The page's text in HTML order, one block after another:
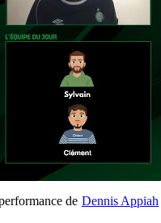
de Dennis Appiah